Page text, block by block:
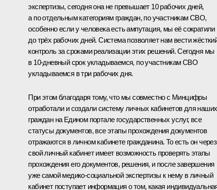
экспертизы, сегодня она не превышает 10 рабочих дней,
а по отдельным категориям граждан, по участникам СВО,
особенно если у человека есть ампутация, мы её сократили
до трёх рабочих дней. Система позволяет нам вести
контроль за сроками реализации этих решений. Сегодня мы
в 10-дневный срок укладываемся, по участникам СВО
укладываемся в три рабочих дня.
При этом благодаря тому, что мы совместно с Минцифры
отработали и создали систему личных кабинетов для наших
граждан на Едином портале государственных услуг, все
статусы документов, все этапы прохождения документов
отражаются в личном кабинете гражданина. То есть он через
свой личный кабинет имеет возможность проверять этапы
прохождения его документов, решения, и после завершения
уже самой медико-социальной экспертизы к нему в личный
кабинет поступает информация о том, какая